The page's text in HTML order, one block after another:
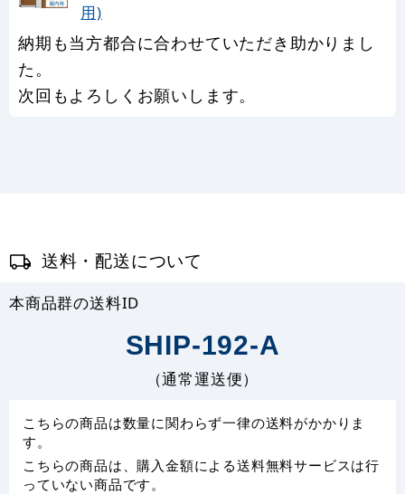
用)
納期も当方都合に合わせていただき助かりまし
た。
次回もよろしくお願いします。
送料・配送について
本商品群の送料ID
SHIP-192-A
（通常運送便）
こちらの商品は数量に関わらず一律の送料がかかりま
す。
こちらの商品は、購入金額による送料無料サービスは行
っていない商品です。